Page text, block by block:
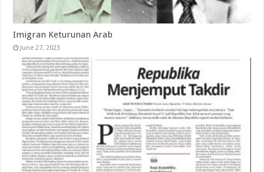
Imigran Keturunan Arab
June 27, 2023